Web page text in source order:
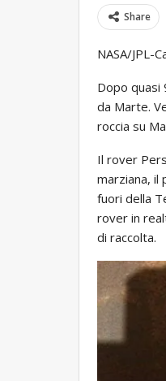
Share
NASA/JPL-
Dopo quasi
da Marte.
roccia su
Il rover
marziana, il
fuori della
rover in
di raccolta.